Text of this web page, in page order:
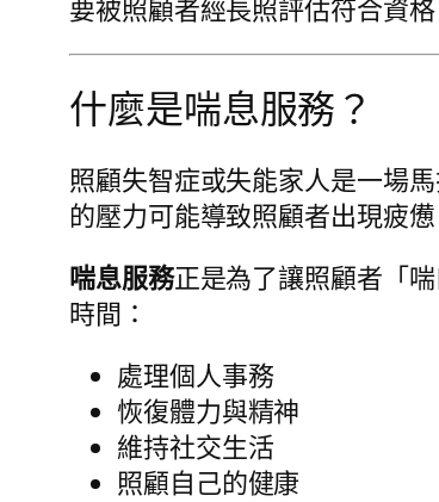
要被照顧者經長照評估符合資
什麼是喘息服務？
照顧失智症或失能家人是一場
的壓力可能導致照顧者出現疲
喘息服務正是為了讓照顧者「
時間：
處理個人事務
恢復體力與精神
維持社交生活
照顧自己的健康